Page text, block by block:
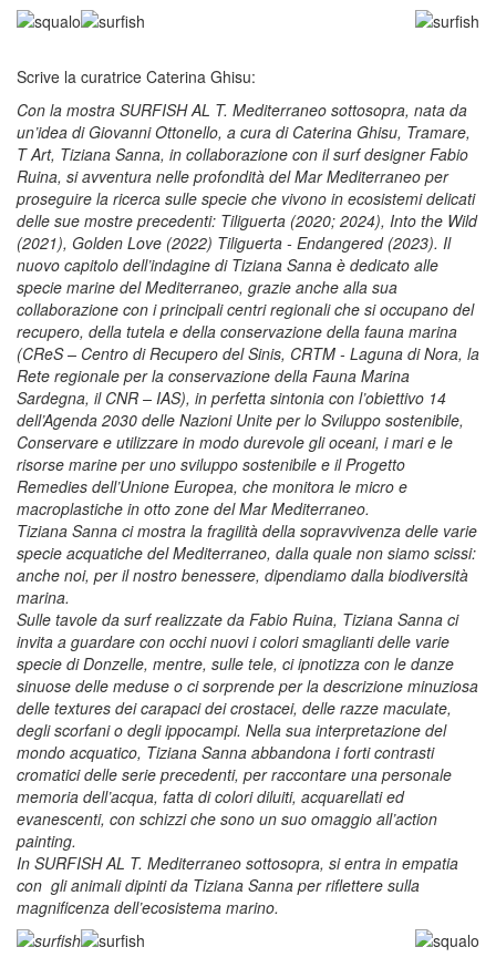
Scrive la curatrice Caterina Ghisu:
Con la mostra SURFISH AL T. Mediterraneo sottosopra, nata da
un’idea di Giovanni Ottonello, a cura di Caterina Ghisu, Tramare,
T Art, Tiziana Sanna, in collaborazione con il surf designer Fabio
Ruina, si avventura nelle profondità del Mar Mediterraneo per
proseguire la ricerca sulle specie che vivono in ecosistemi delicati
delle sue mostre precedenti: Tiliguerta (2020; 2024), Into the Wild
(2021), Golden Love (2022) Tiliguerta - Endangered (2023). Il
nuovo capitolo dell’indagine di Tiziana Sanna è dedicato alle
specie marine del Mediterraneo, grazie anche alla sua
collaborazione con i principali centri regionali che si occupano del
recupero, della tutela e della conservazione della fauna marina
(CReS – Centro di Recupero del Sinis, CRTM - Laguna di Nora, la
Rete regionale per la conservazione della Fauna Marina
Sardegna, il CNR – IAS), in perfetta sintonia con l’obiettivo 14
dell’Agenda 2030 delle Nazioni Unite per lo Sviluppo sostenibile,
Conservare e utilizzare in modo durevole gli oceani, i mari e le
risorse marine per uno sviluppo sostenibile e il Progetto
Remedies dell’Unione Europea, che monitora le micro e
macroplastiche in otto zone del Mar Mediterraneo.
Tiziana Sanna ci mostra la fragilità della sopravvivenza delle varie
specie acquatiche del Mediterraneo, dalla quale non siamo scissi:
anche noi, per il nostro benessere, dipendiamo dalla biodiversità
marina.
Sulle tavole da surf realizzate da Fabio Ruina, Tiziana Sanna ci
invita a guardare con occhi nuovi i colori smaglianti delle varie
specie di Donzelle, mentre, sulle tele, ci ipnotizza con le danze
sinuose delle meduse o ci sorprende per la descrizione minuziosa
delle textures dei carapaci dei crostacei, delle razze maculate,
degli scorfani o degli ippocampi. Nella sua interpretazione del
mondo acquatico, Tiziana Sanna abbandona i forti contrasti
cromatici delle serie precedenti, per raccontare una personale
memoria dell’acqua, fatta di colori diluiti, acquarellati ed
evanescenti, con schizzi che sono un suo omaggio all’action
painting.
In SURFISH AL T. Mediterraneo sottosopra, si entra in empatia
con gli animali dipinti da Tiziana Sanna per riflettere sulla
magnificenza dell’ecosistema marino.